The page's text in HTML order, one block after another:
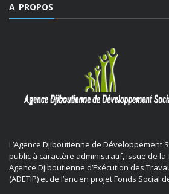
A PROPOS
L’Agence Djiboutienne de Développement
public à caractère administratif, issue de la
Agence Djiboutienne d’Exécution des
(ADETIP) et de l’ancien projet Fonds Social